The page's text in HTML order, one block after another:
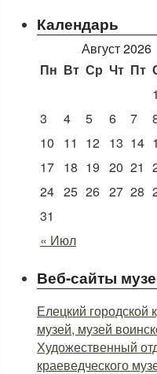
Календарь
Август 2026
Пн Вт Ср Чт Пт
« Июл
1
3
4 5 6 7
10
11 12 13 14
17 18 19 20 21
24 25 26 27 28
31
Веб-сайты
Елецкий городской
музей, музей
Художественный
краеведческого